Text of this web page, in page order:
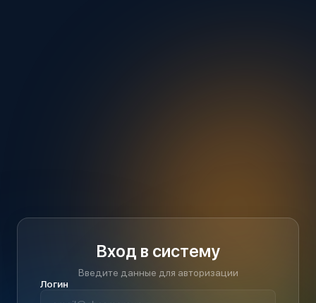
Вход в систему
Введите данные для авторизации
Логин